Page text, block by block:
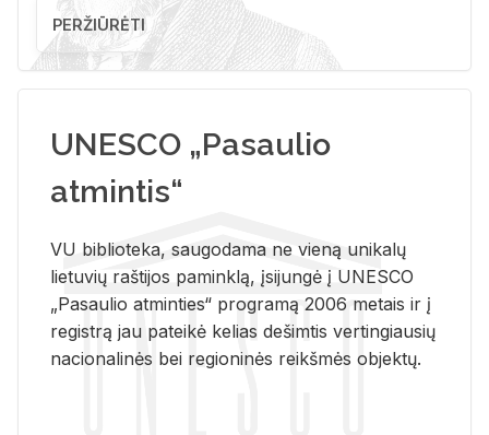
PERŽIŪRĖTI
UNESCO „Pasaulio
atmintis“
VU biblioteka, saugodama ne vieną unikalų
lietuvių raštijos paminklą, įsijungė į UNESCO
„Pasaulio atminties“ programą 2006 metais ir į
registrą jau pateikė kelias dešimtis vertingiausių
nacionalinės bei regioninės reikšmės objektų.